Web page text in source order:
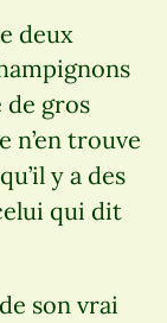
deux
de gros
n’en trouve
y a des
qui dit
son vrai